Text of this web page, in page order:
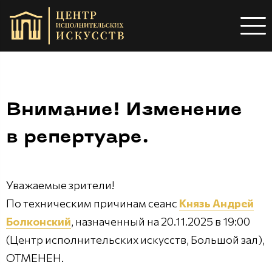
Внимание! Изменение
в репертуаре.
Уважаемые зрители!
По техническим причинам сеанс Князь Андрей
Болконский, назначенный на 20.11.2025 в 19:00
(Центр исполнительских искусств, Большой зал),
ОТМЕНЕН.